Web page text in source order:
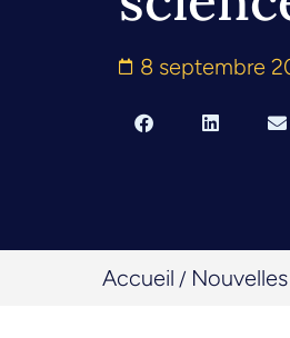
8 septembre
Accueil / Nouvelles